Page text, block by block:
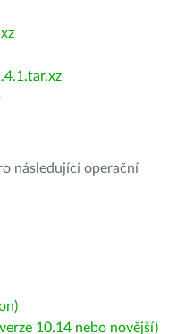
následující operační
10.14 nebo novější)